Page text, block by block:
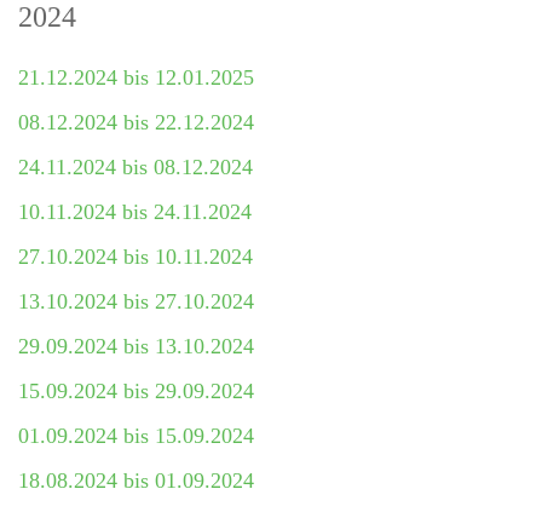
2024
21.12.2024 bis 12.01.2025
08.12.2024 bis 22.12.2024
24.11.2024 bis 08.12.2024
10.11.2024 bis 24.11.2024
27.10.2024 bis 10.11.2024
13.10.2024 bis 27.10.2024
29.09.2024 bis 13.10.2024
15.09.2024 bis 29.09.2024
01.09.2024 bis 15.09.2024
18.08.2024 bis 01.09.2024